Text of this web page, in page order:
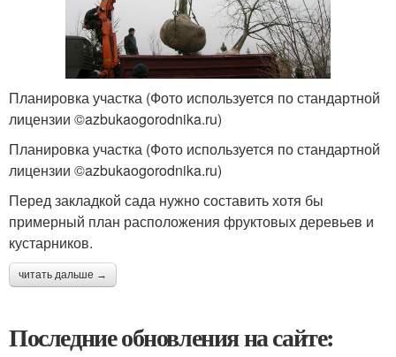
Планировка участка (Фото используется по стандартной
лицензии ©azbukaogorodnika.ru)
Планировка участка (Фото используется по стандартной
лицензии ©azbukaogorodnika.ru)
Перед закладкой сада нужно составить хотя бы
примерный план расположения фруктовых деревьев и
кустарников.
читать дальше →
Последние обновления на сайте: